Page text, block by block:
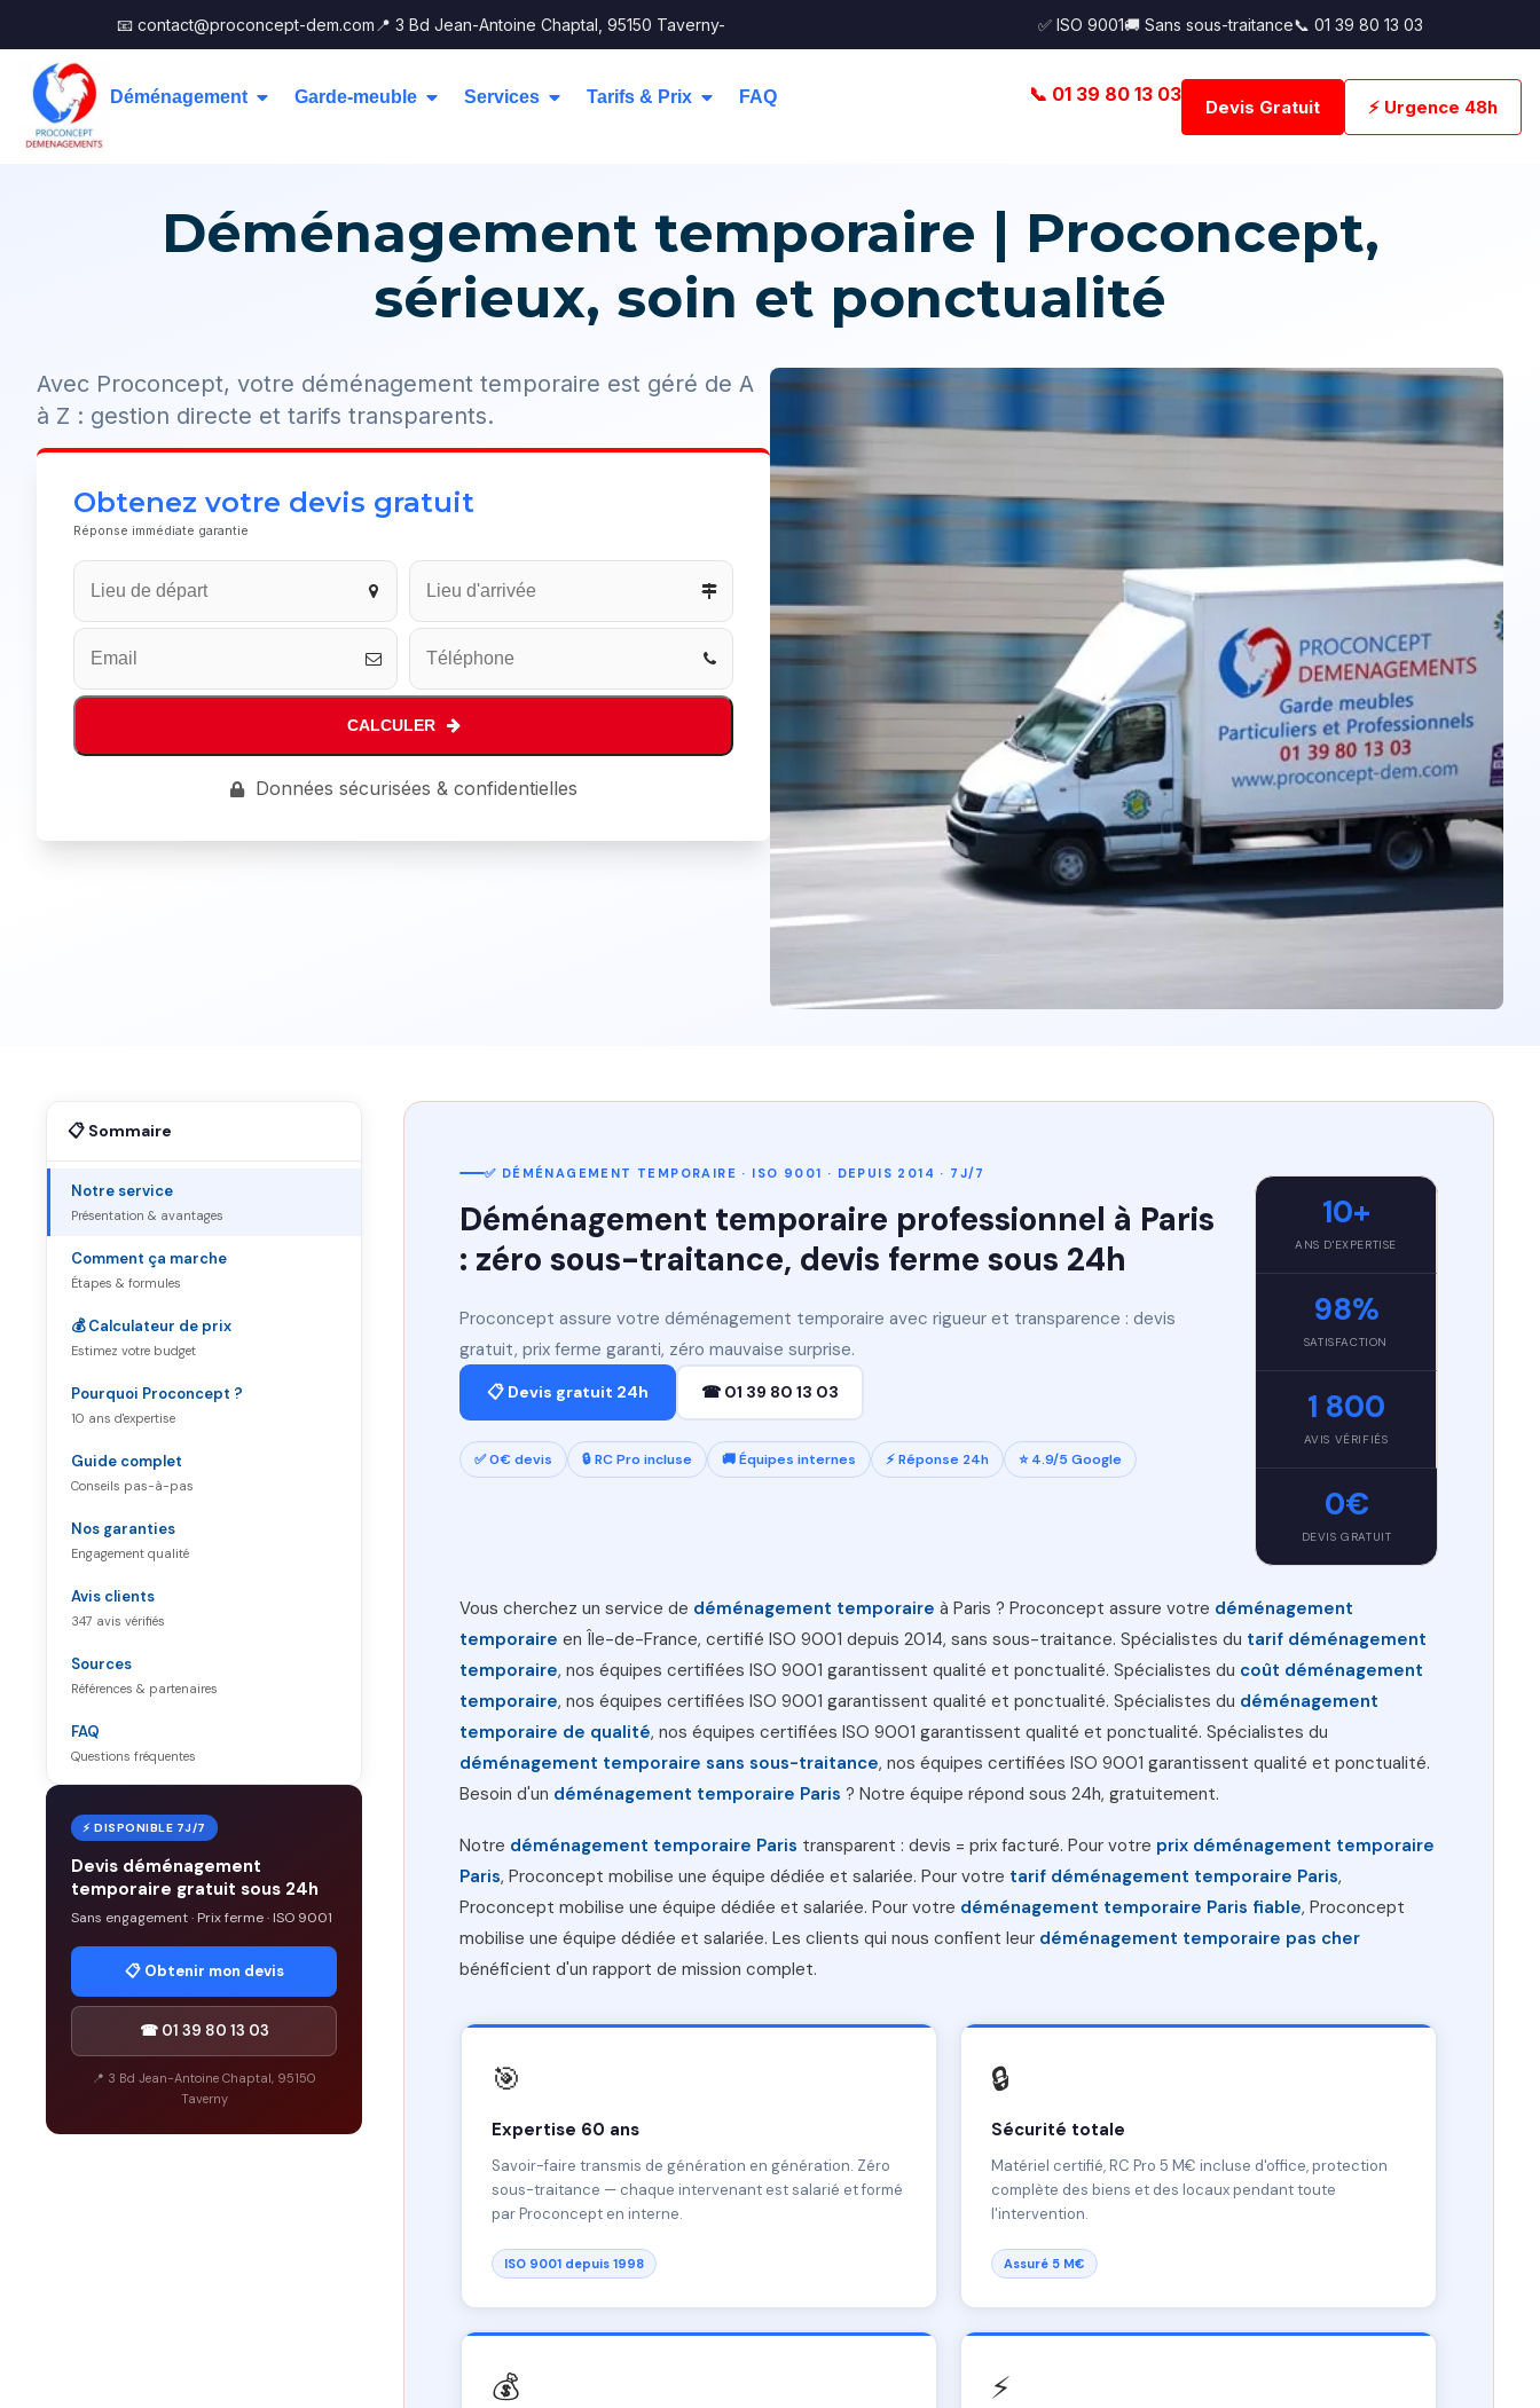
📧 contact@proconcept-dem.com 📍 3 Bd Jean-Antoine Chaptal, 95150 Taverny- ✅ ISO 9001🚚 Sans sous-traitance📞 01 39 80 13 03
Déménagement Garde-meuble Services Tarifs & Prix FAQ 📞 01 39 80 13 03
Devis Gratuit ⚡ Urgence 48h
Déménagement temporaire | Proconcept,
sérieux, soin et ponctualité
Avec Proconcept, votre déménagement temporaire est géré de A
à Z : gestion directe et tarifs transparents.
Obtenez votre devis gratuit
Réponse immédiate garantie
CALCULER
Données sécurisées & confidentielles
📋 Sommaire
Notre service
Présentation & avantages
Comment ça marche
Étapes & formules
💰 Calculateur de prix
Estimez votre budget
Pourquoi Proconcept ?
10 ans d'expertise
Guide complet
Conseils pas-à-pas
Nos garanties
Engagement qualité
Avis clients
347 avis vérifiés
Sources
Références & partenaires
FAQ
Questions fréquentes
⚡ DISPONIBLE 7J/7
Devis déménagement
temporaire gratuit sous 24h
Sans engagement · Prix ferme · ISO 9001
📋 Obtenir mon devis
☎ 01 39 80 13 03
📍 3 Bd Jean-Antoine Chaptal, 95150
Taverny
✅ DÉMÉNAGEMENT TEMPORAIRE · ISO 9001 · DEPUIS 2014 · 7J/7
Déménagement temporaire professionnel à Paris
: zéro sous-traitance, devis ferme sous 24h
Proconcept assure votre déménagement temporaire avec rigueur et transparence : devis
gratuit, prix ferme garanti, zéro mauvaise surprise.
📋 Devis gratuit 24h ☎ 01 39 80 13 03
✅ 0€ devis 🔒 RC Pro incluse 🚚 Équipes internes ⚡ Réponse 24h ⭐ 4.9/5 Google
10+
ANS D'EXPERTISE
98%
SATISFACTION
1 800
AVIS VÉRIFIÉS
0€
DEVIS GRATUIT
Vous cherchez un service de déménagement temporaire à Paris ? Proconcept assure votre déménagement
temporaire en Île-de-France, certifié ISO 9001 depuis 2014, sans sous-traitance. Spécialistes du tarif déménagement
temporaire, nos équipes certifiées ISO 9001 garantissent qualité et ponctualité. Spécialistes du coût déménagement
temporaire, nos équipes certifiées ISO 9001 garantissent qualité et ponctualité. Spécialistes du déménagement
temporaire de qualité, nos équipes certifiées ISO 9001 garantissent qualité et ponctualité. Spécialistes du
déménagement temporaire sans sous-traitance, nos équipes certifiées ISO 9001 garantissent qualité et ponctualité.
Besoin d'un déménagement temporaire Paris ? Notre équipe répond sous 24h, gratuitement.
Notre déménagement temporaire Paris transparent : devis = prix facturé. Pour votre prix déménagement temporaire
Paris, Proconcept mobilise une équipe dédiée et salariée. Pour votre tarif déménagement temporaire Paris,
Proconcept mobilise une équipe dédiée et salariée. Pour votre déménagement temporaire Paris fiable, Proconcept
mobilise une équipe dédiée et salariée. Les clients qui nous confient leur déménagement temporaire pas cher
bénéficient d'un rapport de mission complet.
🎯
Expertise 60 ans
Savoir-faire transmis de génération en génération. Zéro
sous-traitance — chaque intervenant est salarié et formé
par Proconcept en interne.
ISO 9001 depuis 1998
🔒
Sécurité totale
Matériel certifié, RC Pro 5 M€ incluse d'office, protection
complète des biens et des locaux pendant toute
l'intervention.
Assuré 5 M€
💰 ⚡